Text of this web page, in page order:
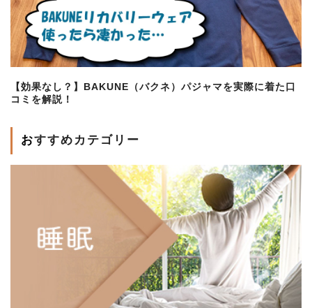
【効果なし？】BAKUNE（バクネ）パジャマを実際に着た口
コミを解説！
おすすめカテゴリー